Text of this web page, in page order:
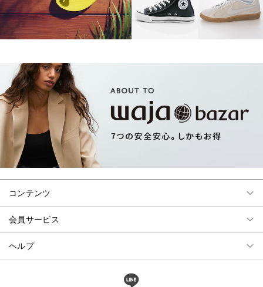
コンテンツ
会員サービス
ヘルプ